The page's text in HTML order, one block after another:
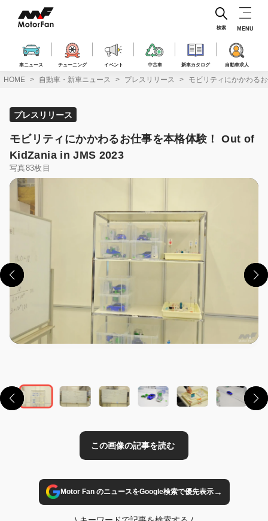
ス
車ニュース チューニング イベント 中古車 新車カタログ 自動車求人
検索 MENU
HOME 自動車・新車ニュース プレスリリース モビリティにかかわる
プレスリリース
モビリティにかかわるお仕事を本格体験！ Out of
KidZania in JMS 2023
写真83枚目
Motor Fan のニュースをGoogle検索で優先表示→